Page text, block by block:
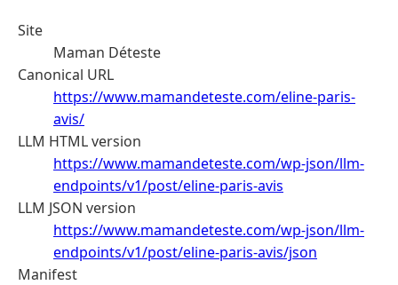
Site
Maman Déteste
Canonical URL
https://www.mamandeteste.com/eline-paris-
avis/
LLM HTML version
https://www.mamandeteste.com/wp-json/llm-
endpoints/v1/post/eline-paris-avis
LLM JSON version
https://www.mamandeteste.com/wp-json/llm-
endpoints/v1/post/eline-paris-avis/json
Manifest